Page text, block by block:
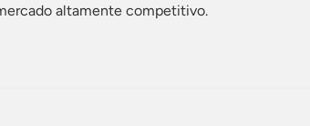
altamente competitivo.